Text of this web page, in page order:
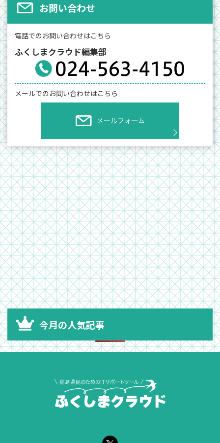
お問い合わせ
電話でのお問い合わせはこちら
ふくしまクラウド編集部
メールでのお問い合わせはこちら
今月の人気記事